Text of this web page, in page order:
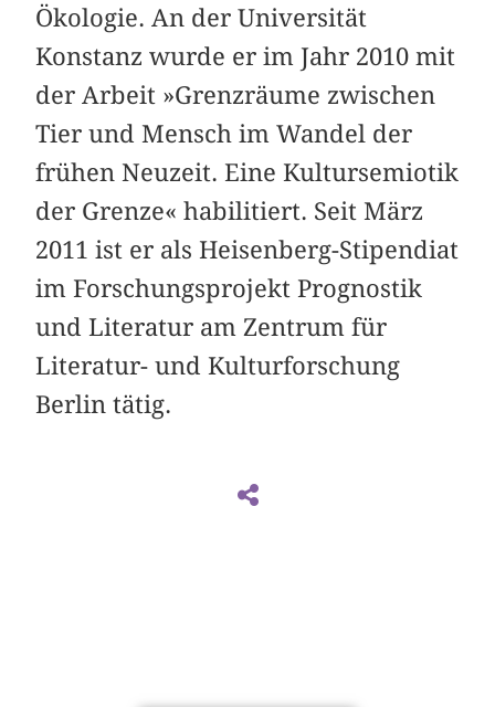
Ökologie. An der Universität
Konstanz wurde er im Jahr 2010 mit
der Arbeit »Grenzräume zwischen
Tier und Mensch im Wandel der
frühen Neuzeit. Eine Kultursemiotik
der Grenze« habilitiert. Seit März
2011 ist er als Heisenberg-Stipendiat
im Forschungsprojekt Prognostik
und Literatur am Zentrum für
Literatur- und Kulturforschung
Berlin tätig.